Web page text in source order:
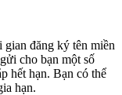
đăng ký tên miền
cho bạn một số
hết hạn. Bạn có thể
hạn.